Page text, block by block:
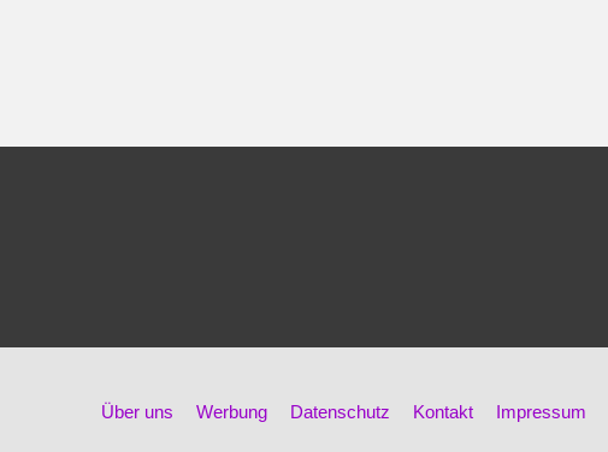
Über uns Werbung Datenschutz Kontakt Impressum